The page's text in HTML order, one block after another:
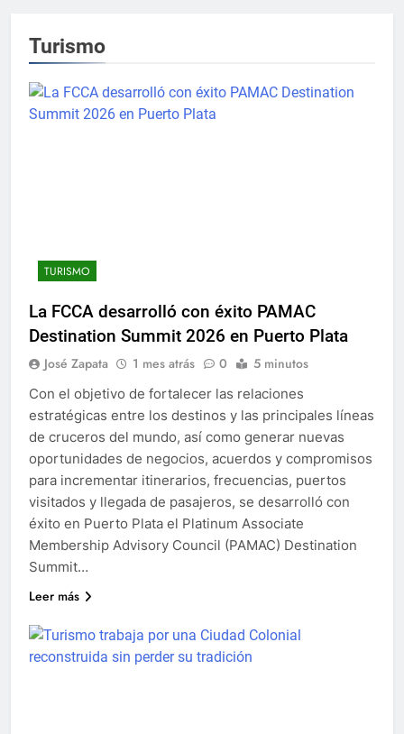
Turismo
TURISMO
La FCCA desarrolló con éxito PAMAC
Destination Summit 2026 en Puerto Plata
José Zapata 1 mes atrás 0 5 minutos
Con el objetivo de fortalecer las relaciones
estratégicas entre los destinos y las principales líneas
de cruceros del mundo, así como generar nuevas
oportunidades de negocios, acuerdos y compromisos
para incrementar itinerarios, frecuencias, puertos
visitados y llegada de pasajeros, se desarrolló con
éxito en Puerto Plata el Platinum Associate
Membership Advisory Council (PAMAC) Destination
Summit…
Leer más